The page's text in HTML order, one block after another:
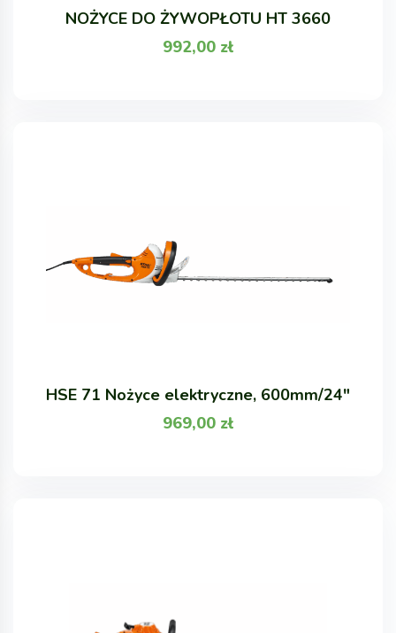
NOŻYCE DO ŻYWOPŁOTU HT 3660
992,00 zł
HSE 71 Nożyce elektryczne, 600mm/24"
969,00 zł